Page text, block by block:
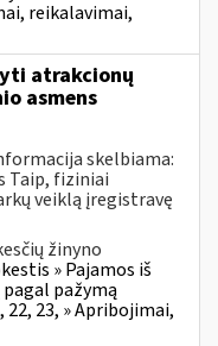
reikalavimai,
atrakcionų
asmens
skelbiama:
Taip, fiziniai
veiklą įregistravę
žinyno
» Pajamos iš
pažymą
22, 23, » Apribojimai,